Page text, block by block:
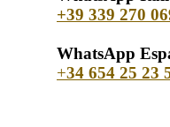
+39 339 270
WhatsApp
+34 654 25 23